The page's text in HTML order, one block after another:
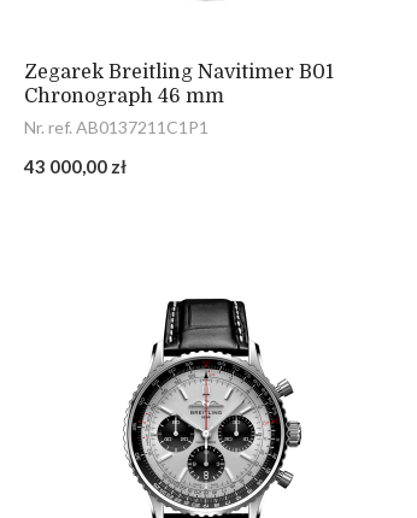
Zegarek Breitling Navitimer B01
Chronograph 46 mm
Nr. ref. AB0137211C1P1
43 000,00 zł